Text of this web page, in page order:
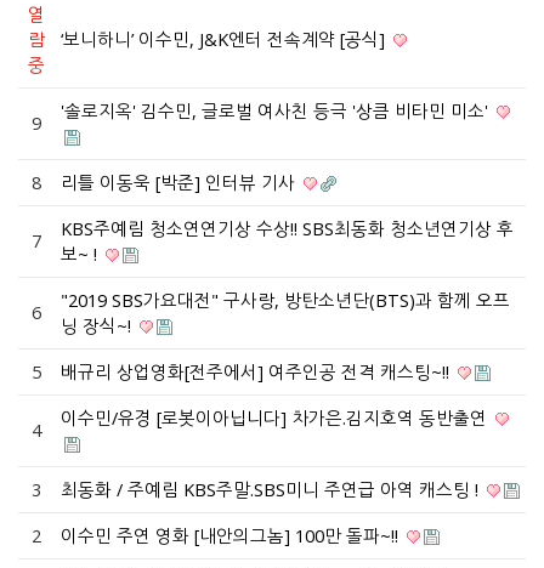
열
람
중
‘보니하니’ 이수민, J&K엔터 전속계약 [공식]
9
'솔로지옥' 김수민, 글로벌 여사친 등극 '상큼 비타민 미소'
8 리틀 이동욱 [박준] 인터뷰 기사
7
KBS주예림 청소연연기상 수상!! SBS최동화 청소년연기상 후
보~ !
6
"2019 SBS가요대전" 구사랑, 방탄소년단(BTS)과 함께 오프
닝 장식~!
5
배규리 상업영화[전주에서] 여주인공 전격 캐스팅~!!
4
이수민/유경 [로봇이아닙니다] 차가은.김지호역 동반출연
3
최동화 / 주예림 KBS주말.SBS미니 주연급 아역 캐스팅 !
2
이수민 주연 영화 [내안의그놈] 100만 돌파~!!